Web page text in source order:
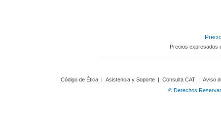
Precios expresados
Código de Ética | Asistencia y Soporte | Consulta CAT | Aviso
© Derechos